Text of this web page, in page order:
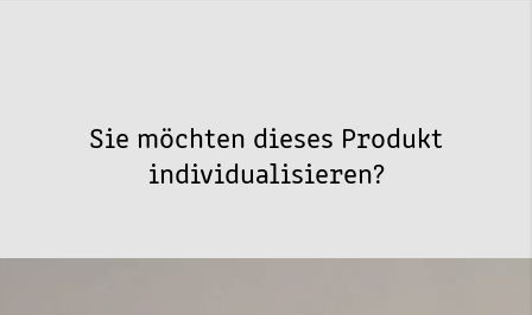
Sie möchten dieses Produkt
individualisieren?